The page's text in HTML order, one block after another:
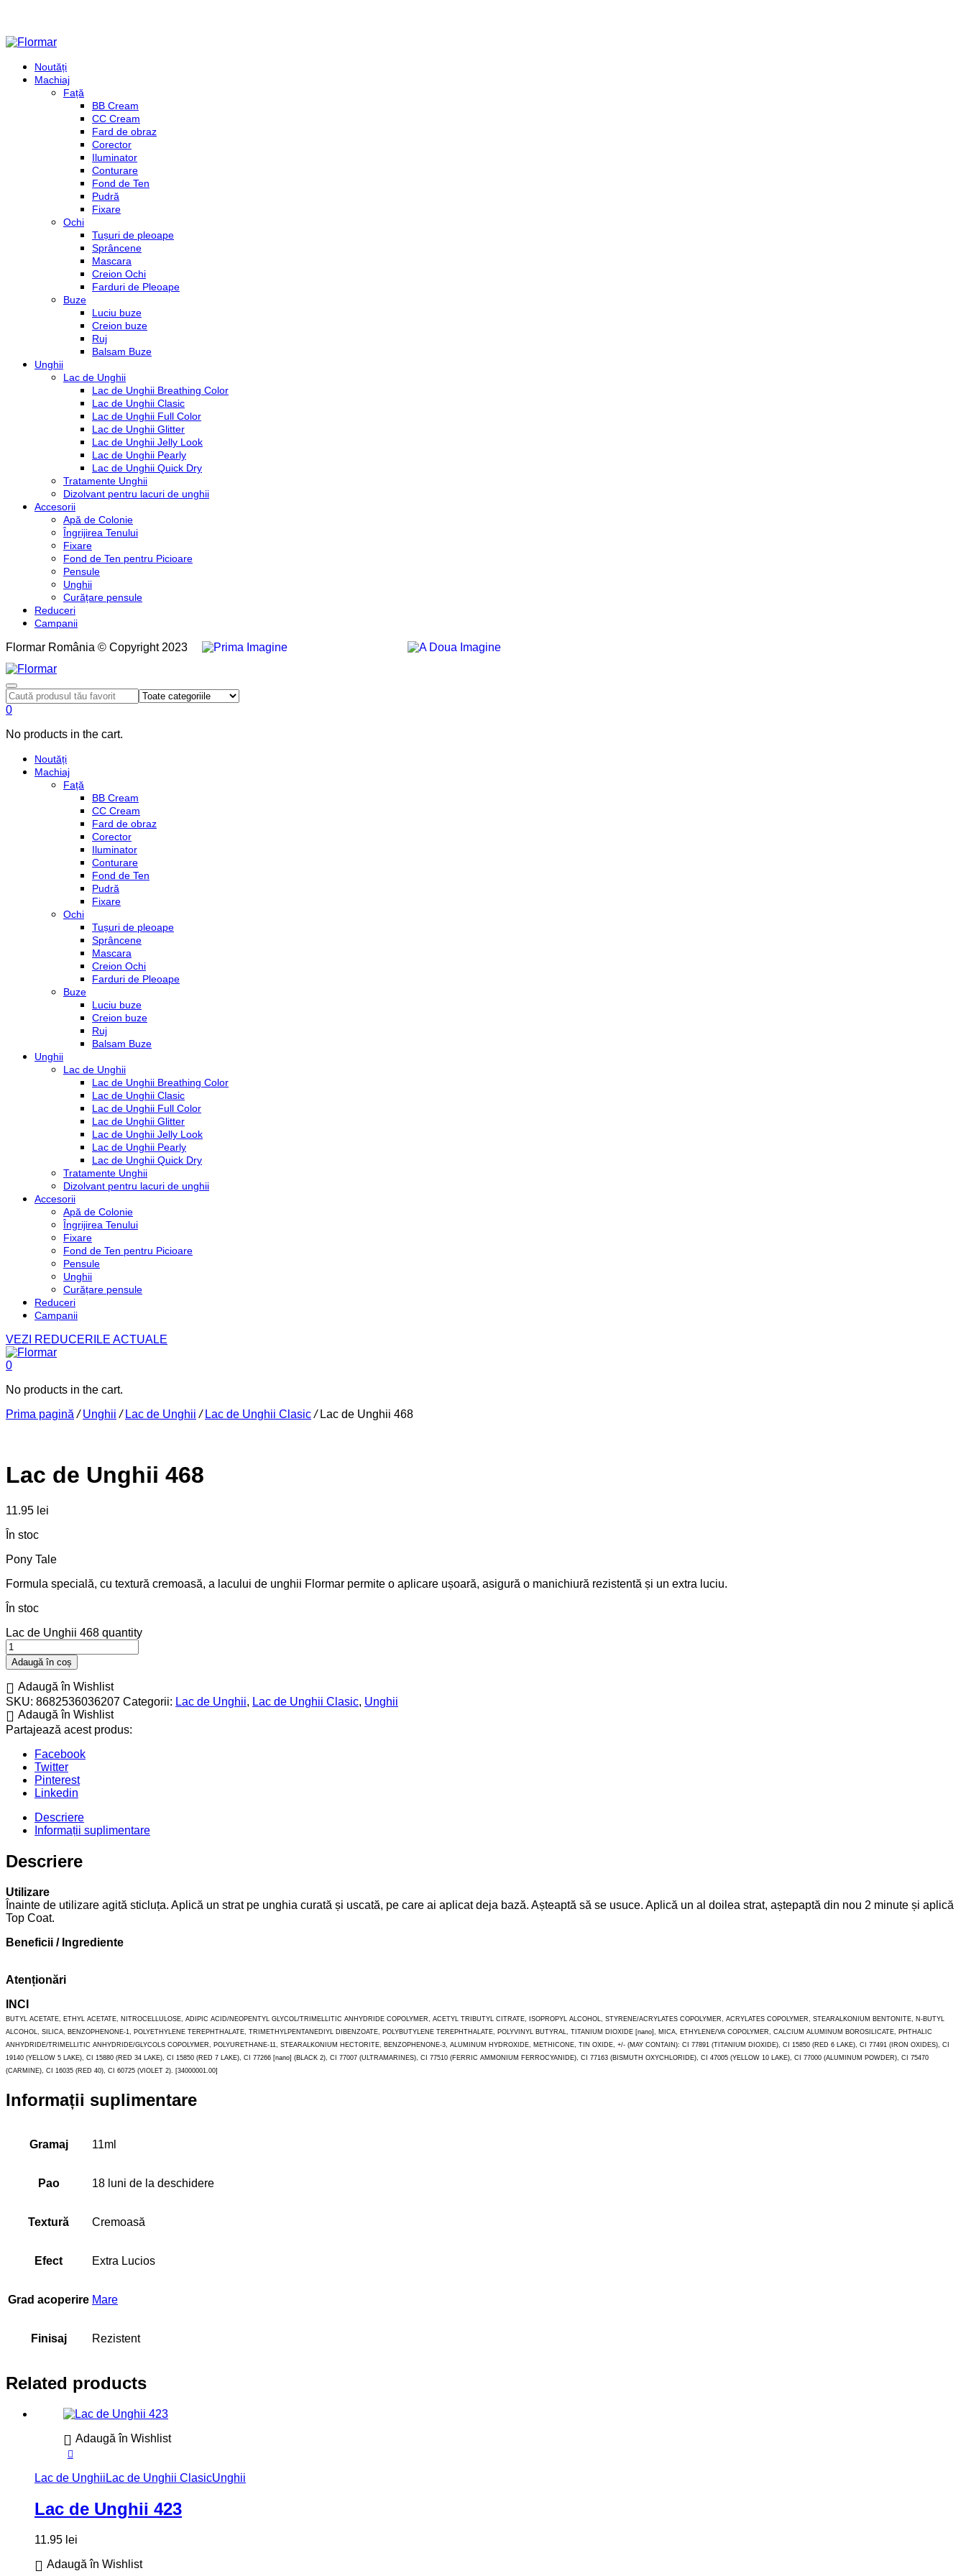
Noutăți
Machiaj
Față
BB Cream
CC Cream
Fard de obraz
Corector
Iluminator
Conturare
Fond de Ten
Pudră
Fixare
Ochi
Tușuri de pleoape
Sprâncene
Mascara
Creion Ochi
Farduri de Pleoape
Buze
Luciu buze
Creion buze
Ruj
Balsam Buze
Unghii
Lac de Unghii
Lac de Unghii Breathing Color
Lac de Unghii Clasic
Lac de Unghii Full Color
Lac de Unghii Glitter
Lac de Unghii Jelly Look
Lac de Unghii Pearly
Lac de Unghii Quick Dry
Tratamente Unghii
Dizolvant pentru lacuri de unghii
Accesorii
Apă de Colonie
Îngrijirea Tenului
Fixare
Fond de Ten pentru Picioare
Pensule
Unghii
Curățare pensule
Reduceri
Campanii
Flormar România © Copyright 2023
0
No products in the cart.
Noutăți
Machiaj
Față
BB Cream
CC Cream
Fard de obraz
Corector
Iluminator
Conturare
Fond de Ten
Pudră
Fixare
Ochi
Tușuri de pleoape
Sprâncene
Mascara
Creion Ochi
Farduri de Pleoape
Buze
Luciu buze
Creion buze
Ruj
Balsam Buze
Unghii
Lac de Unghii
Lac de Unghii Breathing Color
Lac de Unghii Clasic
Lac de Unghii Full Color
Lac de Unghii Glitter
Lac de Unghii Jelly Look
Lac de Unghii Pearly
Lac de Unghii Quick Dry
Tratamente Unghii
Dizolvant pentru lacuri de unghii
Accesorii
Apă de Colonie
Îngrijirea Tenului
Fixare
Fond de Ten pentru Picioare
Pensule
Unghii
Curățare pensule
Reduceri
Campanii
VEZI REDUCERILE ACTUALE
0
No products in the cart.
Prima pagină /Unghii / Lac de Unghii / Lac de Unghii Clasic/ Lac de Unghii 468
Lac de Unghii 468
11.95 lei
În stoc
Pony Tale
Formula specială, cu textură cremoasă, a lacului de unghii Flormar permite o aplicare ușoară, asigură o manichiură rezistentă și un extra luciu.
În stoc
Lac de Unghii 468 quantity
Adaugă în coș
Adaugă în Wishlist
SKU: 8682536036207 Categorii: Lac de Unghii, Lac de Unghii Clasic, Unghii
Adaugă în Wishlist
Partajează acest produs:
Facebook
Twitter
Pinterest
Linkedin
Descriere
Informații suplimentare
Descriere
Utilizare
Înainte de utilizare agită sticluța. Aplică un strat pe unghia curată și uscată, pe care ai aplicat deja bază. Așteaptă să se usuce. Aplică un al doilea strat, aștepaptă din nou 2 minute și aplică
Top Coat.
Beneficii / Ingrediente
Atenționări
INCI
BUTYL ACETATE, ETHYL ACETATE, NITROCELLULOSE, ADIPIC ACID/NEOPENTYL GLYCOL/TRIMELLITIC ANHYDRIDE COPOLYMER, ACETYL TRIBUTYL CITRATE, ISOPROPYL ALCOHOL, STYRENE/ACRYLATES COPOLYMER, ACRYLATES COPOLYMER, STEARALKONIUM BENTONITE, N-BUTYL
ALCOHOL, SILICA, BENZOPHENONE-1, POLYETHYLENE TEREPHTHALATE, TRIMETHYLPENTANEDIYL DIBENZOATE, POLYBUTYLENE TEREPHTHALATE, POLYVINYL BUTYRAL, TITANIUM DIOXIDE [nano], MICA, ETHYLENE/VA COPOLYMER, CALCIUM ALUMINUM BOROSILICATE, PHTHALIC
ANHYDRIDE/TRIMELLITIC ANHYDRIDE/GLYCOLS COPOLYMER, POLYURETHANE-11, STEARALKONIUM HECTORITE, BENZOPHENONE-3, ALUMINUM HYDROXIDE, METHICONE, TIN OXIDE, +/- (MAY CONTAIN): CI 77891 (TITANIUM DIOXIDE), CI 15850 (RED 6 LAKE), CI 77491 (IRON OXIDES), CI
19140 (YELLOW 5 LAKE), CI 15880 (RED 34 LAKE), CI 15850 (RED 7 LAKE), CI 77266 [nano] (BLACK 2), CI 77007 (ULTRAMARINES), CI 77510 (FERRIC AMMONIUM FERROCYANIDE), CI 77163 (BISMUTH OXYCHLORIDE), CI 47005 (YELLOW 10 LAKE), CI 77000 (ALUMINUM POWDER), CI 75470
(CARMINE), CI 16035 (RED 40), CI 60725 (VIOLET 2). [34000001.00]
Informații suplimentare
Gramaj 11ml
Pao 18 luni de la deschidere
Textură Cremoasă
Efect Extra Lucios
Grad acoperire Mare
Finisaj Rezistent
Related products
Adaugă în Wishlist
Lac de Unghii Lac de Unghii ClasicUnghii
Lac de Unghii 423
11.95 lei
Adaugă în Wishlist